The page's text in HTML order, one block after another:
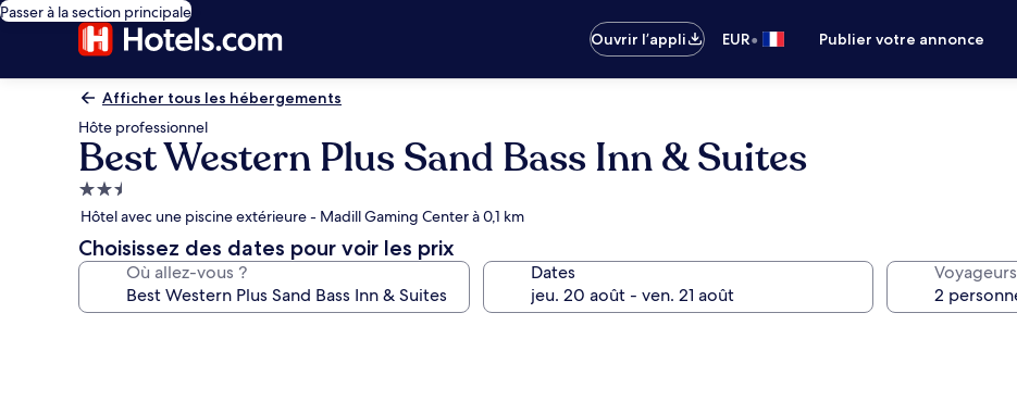
Passer à la section principale
Ouvrir l’appli
EUR• Publier votre annonce
Afficher tous les hébergements
Hôte professionnel
Best Western Plus Sand Bass Inn & Suites
Hébergement
2.5 étoiles
Hôtel avec une piscine extérieure - Madill Gaming Center à 0,1 km
Choisissez des dates pour voir les prix
Où allez-vous ? Dates Voyageurs